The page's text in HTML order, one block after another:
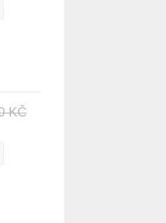
KČ